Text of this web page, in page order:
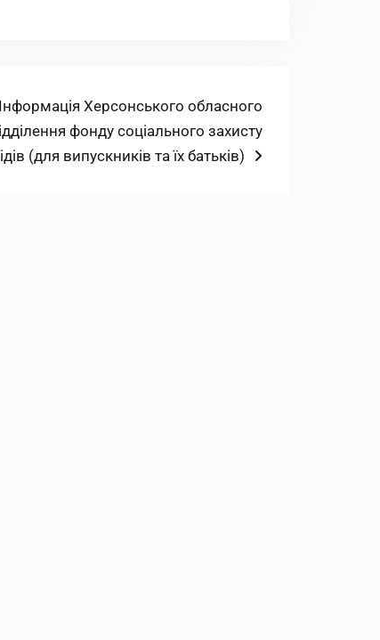
Наступний
запис:
Інформація Херсонського обласного
фонду соціального захисту
(для випускників та їх батьків)